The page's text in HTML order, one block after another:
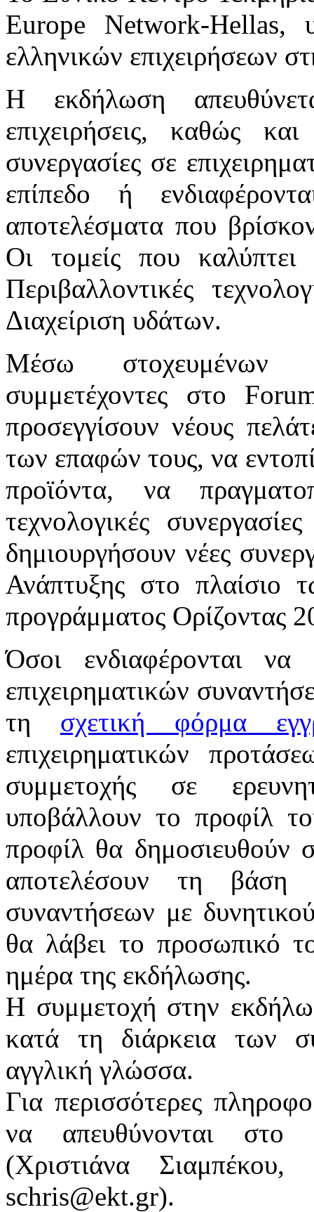
Europe Network-Hellas,
ελληνικών επιχειρήσεων
Η εκδήλωση
επιχειρήσεις, καθώς
συνεργασίες σε
επίπεδο ή
αποτελέσματα που
Οι τομείς που
Περιβαλλοντικές
Διαχείριση υδάτων.
Μέσω στοχευμένων
συμμετέχοντες στο
προσεγγίσουν νέους
των επαφών τους, να
προϊόντα, να
τεχνολογικές
δημιουργήσουν νέες
Ανάπτυξης στο πλαίσιο
προγράμματος Ορίζοντας
Όσοι ενδιαφέρονται
επιχειρηματικών
τη σχετική φόρμα
επιχειρηματικών
συμμετοχής σε
υποβάλλουν το προφίλ
προφίλ θα δημοσιευθούν
αποτελέσουν τη βάση
συναντήσεων με
θα λάβει το προσωπικό
ημέρα της εκδήλωσης.
Η συμμετοχή στην
κατά τη διάρκεια των
αγγλική γλώσσα.
Για περισσότερες
να απευθύνονται στο
(Χριστιάνα
schris@ekt.gr).